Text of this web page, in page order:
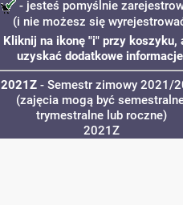
- jesteś pomyślnie
(i nie możesz się
Kliknij na ikonę "i" przy koszyku,
uzyskać dodatkowe
2021Z- Semestr zimowy 2021/
(zajęcia mogą być
trymestralne lub roczne)
2021Z